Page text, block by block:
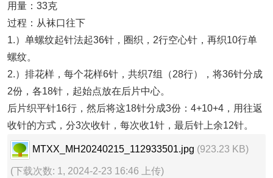
用量：33克
过程：从袜口往下
1.）单螺纹起针法起36针，圈织，2行空心针，再织10行单
螺纹。
2.）排花样，每个花样6针，共织7组（28行），将36针分成
2份，各18针，起始点放在后片中心。
后片织平针16行，然后将这18针分成3份：4+10+4，用往返
收针的方式，分3次收针，每次收1针，最后针上余12针。
MTXX_MH20240215_112933501.jpg (923.23 KB)
(下载次数: 1, 2024-2-23 16:46 上传)